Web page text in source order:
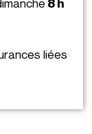
8 h
liées